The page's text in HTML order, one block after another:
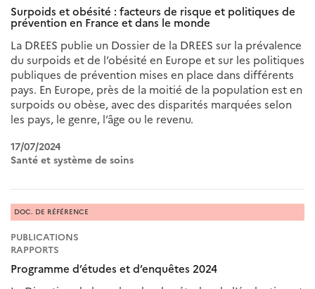
Surpoids et obésité : facteurs de risque et politiques de
prévention en France et dans le monde
La DREES publie un Dossier de la DREES sur la prévalence
du surpoids et de l’obésité en Europe et sur les politiques
publiques de prévention mises en place dans différents
pays. En Europe, près de la moitié de la population est en
surpoids ou obèse, avec des disparités marquées selon
les pays, le genre, l’âge ou le revenu.
17/07/2024
Santé et système de soins
PUBLICATIONS
RAPPORTS
Programme d’études et d’enquêtes 2024
DOC. DE RÉFÉRENCE